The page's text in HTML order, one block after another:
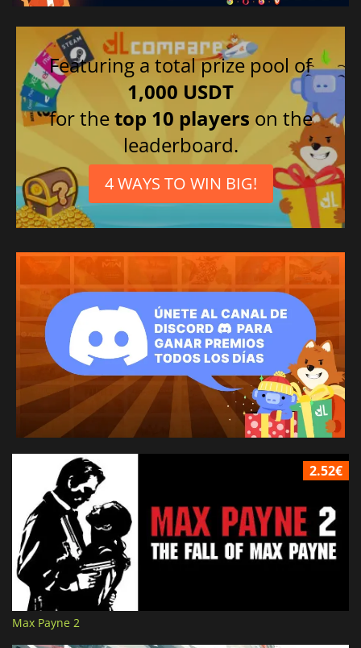
Featuring a total prize pool of
1,000 USDT
for thetop 10 players on the
leaderboard.
4 WAYS TO WIN BIG!
2.52€
Max Payne 2